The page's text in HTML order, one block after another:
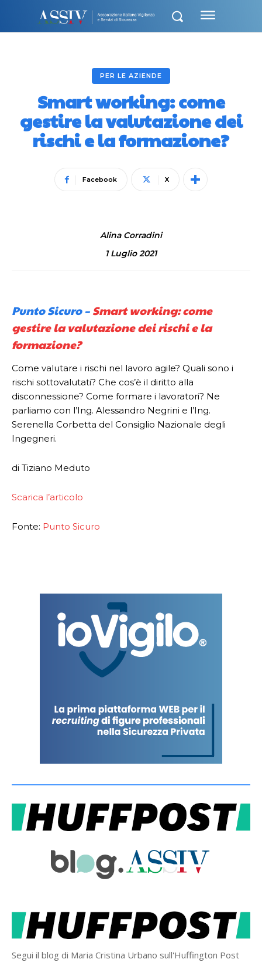
PER LE AZIENDE
Smart working: come
gestire la valutazione dei
rischi e la formazione?
Facebook X
Alina Corradini
1 Luglio 2021
Punto Sicuro –Smart working: come
gestire la valutazione dei rischi e la
formazione?
Come valutare i rischi nel lavoro agile? Quali sono i
rischi sottovalutati? Che cos’è il diritto alla
disconnessione? Come formare i lavoratori? Ne
parliamo con l’Ing. Alessandro Negrini e l’Ing.
Serenella Corbetta del Consiglio Nazionale degli
Ingegneri.
di Tiziano Meduto
Scarica l’articolo
Fonte: Punto Sicuro
Segui il blog di Maria Cristina Urbano sull'Huffington Post